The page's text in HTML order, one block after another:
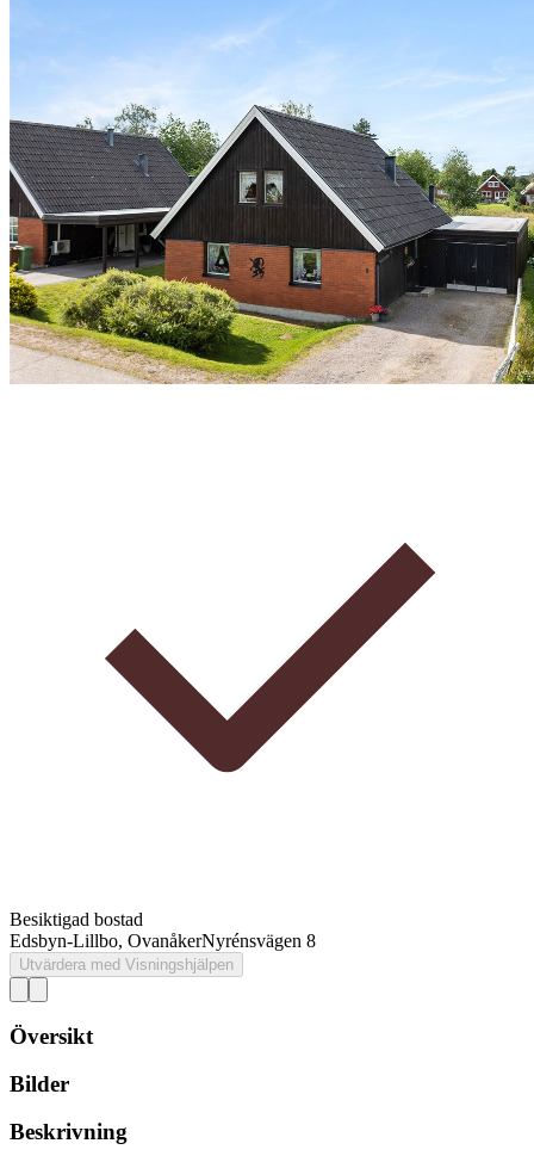
Besiktigad bostad
Edsbyn-Lillbo, OvanåkerNyrénsvägen 8
Utvärdera med Visningshjälpen
Översikt
Bilder
Beskrivning